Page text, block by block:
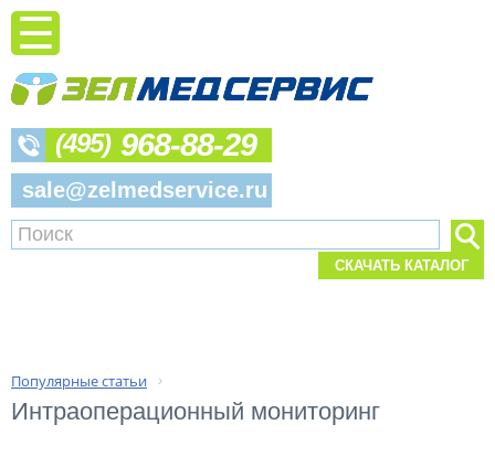
(495) 968-88-29
sale@zelmedservice.ru
СКАЧАТЬ КАТАЛОГ
Популярные статьи ›
Интраоперационный мониторинг